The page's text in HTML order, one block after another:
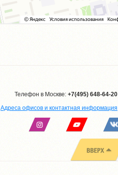
Телефон в Москве: +7(495) 648-64-20
Адреса офисов и контактная информация